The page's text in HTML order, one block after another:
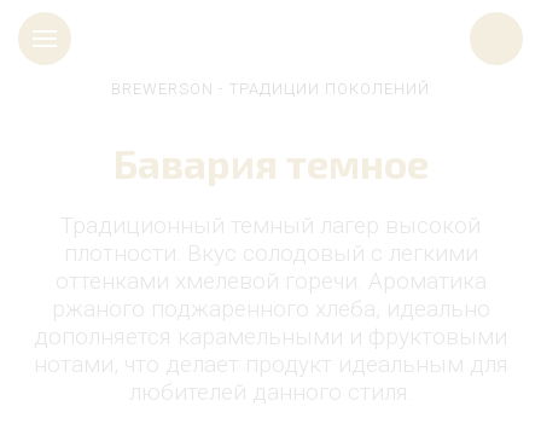
BREWERSON - ТРАДИЦИИ ПОКОЛЕНИЙ
Бавария темное
Традиционный темный лагер высокой
плотности. Вкус солодовый с легкими
оттенками хмелевой горечи. Ароматика
ржаного поджаренного хлеба, идеально
дополняется карамельными и фруктовыми
нотами, что делает продукт идеальным для
любителей данного стиля.